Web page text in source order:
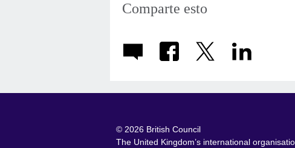
Comparte esto
© 2026 British Council
The United Kingdom’s international